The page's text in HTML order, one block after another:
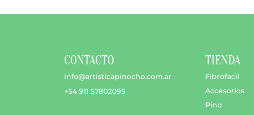
CONTACTO
info@artisticapinocho.com.ar
+54 911 57802095
TIENDA
Fibrofacil
Accesorios
Pino